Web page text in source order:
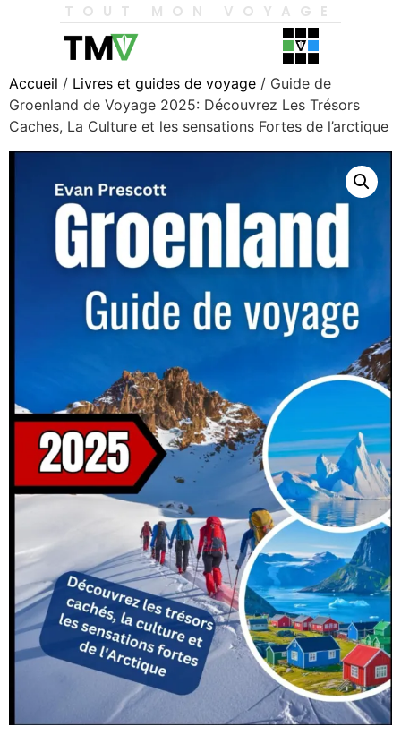
TOUT MON VOYAGE
Accueil / Livres et guides de voyage / Guide de
Groenland de Voyage 2025: Découvrez Les Trésors
Caches, La Culture et les sensations Fortes de l’arctique